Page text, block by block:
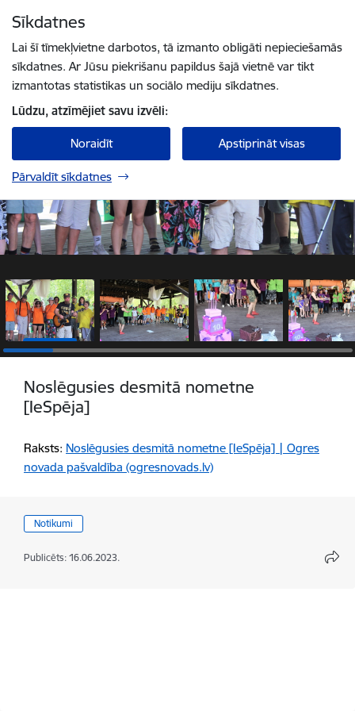
Sīkdatnes
Lai šī tīmekļvietne darbotos, tā izmanto obligāti nepieciešamās
sīkdatnes. Ar Jūsu piekrišanu papildus šajā vietnē var tikt
izmantotas statistikas un sociālo mediju sīkdatnes.
Lūdzu, atzīmējiet savu izvēli:
Noraidīt Apstiprināt visas
Pārvaldīt sīkdatnes
1 / 26
Noslēgusies desmitā nometne
[IeSpēja]
Raksts: Noslēgusies desmitā nometne [IeSpēja] | Ogres
novada pašvaldība (ogresnovads.lv)
Notikumi
Publicēts: 16.06.2023.